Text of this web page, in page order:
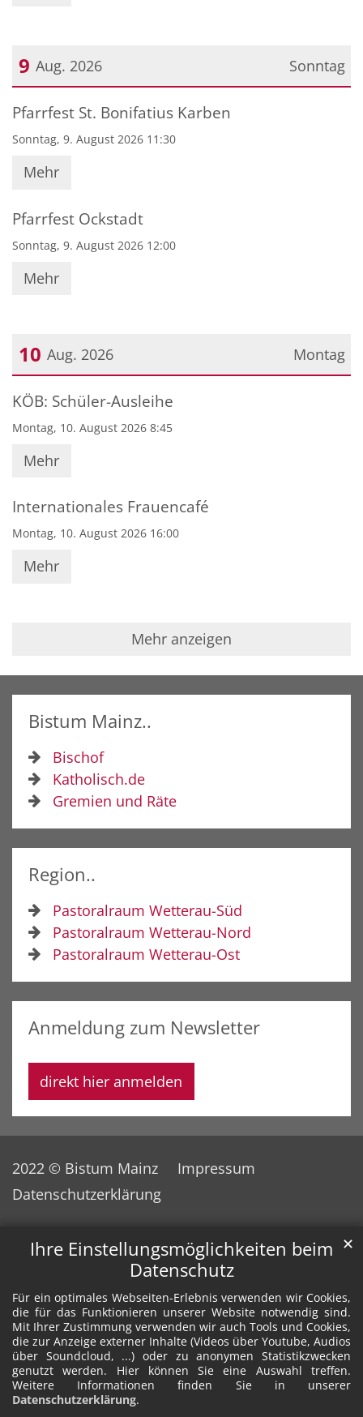
Ihre Einstellungsmöglichkeiten beim
Datenschutz
Für ein optimales Webseiten-Erlebnis verwenden wir Cookies,
die für das Funktionieren unserer Website notwendig sind.
Mit Ihrer Zustimmung verwenden wir auch Tools und Cookies,
die zur Anzeige externer Inhalte (Videos über Youtube, Audios
über Soundcloud, ...) oder zu anonymen Statistikzwecken
genutzt werden. Hier können Sie eine Auswahl treffen.
Weitere Informationen finden Sie in unserer
Datenschutzerklärung.
✕
Sonntag
9 Aug. 2026
Datum: 9. August 2026
Pfarrfest St. Bonifatius Karben
Sonntag, 9. August 2026 11:30
Mehr
Pfarrfest Ockstadt
Sonntag, 9. August 2026 12:00
Mehr
Montag
10 Aug. 2026
Datum: 10. August 2026
KÖB: Schüler-Ausleihe
Montag, 10. August 2026 8:45
Mehr
Internationales Frauencafé
Montag, 10. August 2026 16:00
Mehr
Mehr anzeigen
Bistum Mainz..
Bischof
Katholisch.de
Gremien und Räte
Region..
Pastoralraum Wetterau-Süd
Pastoralraum Wetterau-Nord
Pastoralraum Wetterau-Ost
Anmeldung zum Newsletter
direkt hier anmelden
2022 © Bistum Mainz
Impressum
Datenschutzerklärung